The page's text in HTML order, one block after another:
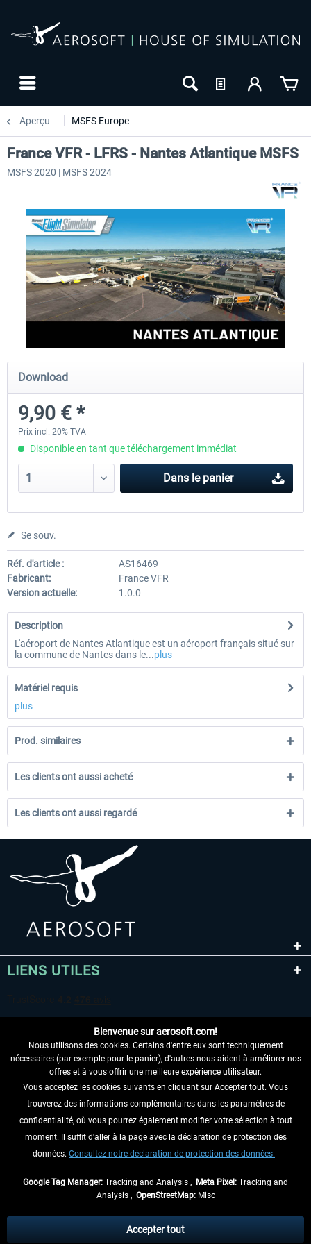
Aperçu MSFS Europe
Aerosoft Airport Cologne/Bonn
18,10 € *
sim-wings Hamburg
France VFR - LFRS - Nantes Atlantique MSFS
MSFS 2020 | MSFS 2024
Download
9,90 € *
Prix incl. 20% TVA
Disponible en tant que téléchargement immédiat
Dans le panier
Se souv.
Réf. d'article :
AS16469
Fabricant:
France VFR
Version actuelle:
1.0.0
Description
L'aéroport de Nantes Atlantique est un aéroport français situé sur
la commune de Nantes dans le...plus
Matériel requis
plus
Prod. similaires
Les clients ont aussi acheté
Les clients ont aussi regardé
LIENS UTILES
RENONCER AU CONTRAT ICI
INFORMATIONS
NE MANQUEZ PAS LES DERNIÈRES
échéant, frais de remboursement, si aucune description contraire.
Bienvenue sur aerosoft.com!
Nous utilisons des cookies. Certains d'entre eux sont techniquement
nécessaires (par exemple pour le panier), d'autres nous aident à améliorer nos
offres et à vous offrir une meilleure expérience utilisateur.
Vous acceptez les cookies suivants en cliquant sur Accepter tout. Vous
trouverez des informations complémentaires dans les paramètres de
confidentialité, où vous pourrez également modifier votre sélection à tout
moment. Il suffit d'aller à la page avec la déclaration de protection des
données. Consultez notre déclaration de protection des données.
Google Tag Manager: Tracking and Analysis , Meta Pixel: Tracking and
Analysis , OpenStreetMap:Misc
Accepter tout